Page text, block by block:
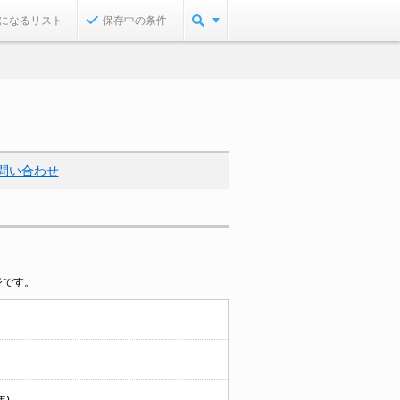
なるリスト 保存中の条件
い合わせ
す。